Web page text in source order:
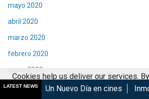
mayo 2020
abril 2020
marzo 2020
febrero 2020
enero 2020
diciembre 2019
LATEST NEWSDía en cines Inmortales, El
Cookies help us deliver our services.
services, you agree to our use of